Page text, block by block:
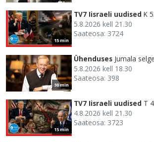
15 min
TV7 Iisraeli uudised K
5.8.2026 kell 21.30
Saateosa: 3724
30 min
Ühenduses Jumala
5.8.2026 kell 18.30
Saateosa: 398
15 min
TV7 Iisraeli uudised T
4.8.2026 kell 21.30
Saateosa: 3723